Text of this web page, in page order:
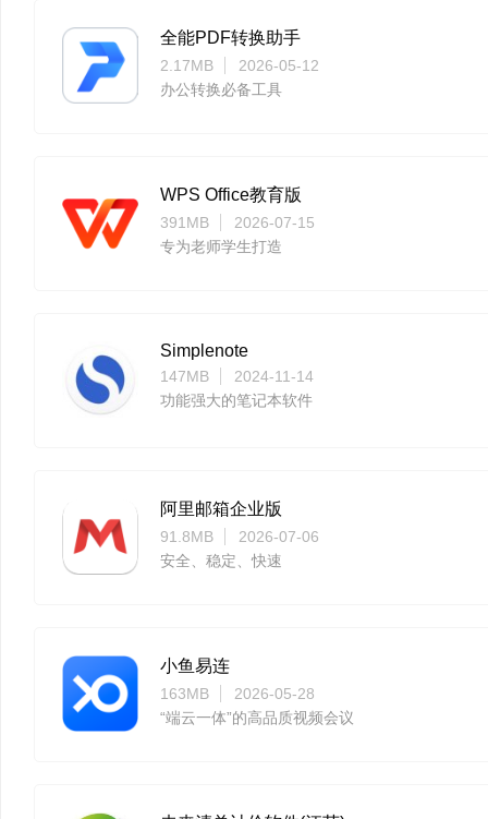
全能PDF转换助手
2.17MB
2026-05-12
办公转换必备工具
WPS Office教育版
391MB
2026-07-15
专为老师学生打造
Simplenote
147MB
2024-11-14
功能强大的笔记本软件
阿里邮箱企业版
91.8MB
2026-07-06
安全、稳定、快速
小鱼易连
163MB
2026-05-28
“端云一体”的高品质视频会议